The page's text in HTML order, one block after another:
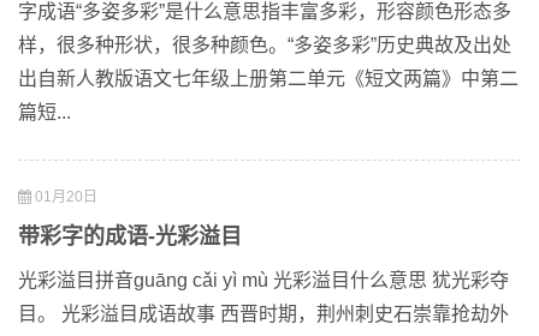
字成语“多姿多彩”是什么意思指丰富多彩，形容颜色形态多
样，很多种形状，很多种颜色。“多姿多彩”历史典故及出处
出自新人教版语文七年级上册第二单元《短文两篇》中第二
篇短...
01月20日
带彩字的成语-光彩溢目
光彩溢目拼音guāng cǎi yì mù 光彩溢目什么意思 犹光彩夺
目。 光彩溢目成语故事 西晋时期，荆州刺史石崇靠抢劫外